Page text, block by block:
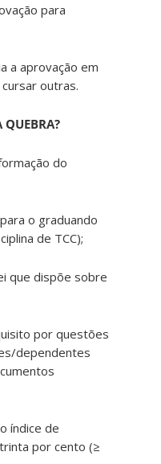
para
a aprovação em
outras.
QUEBRA?
do
o graduando
de TCC);
que dispõe sobre
por questões
dependentes
índice de
por cento (≥